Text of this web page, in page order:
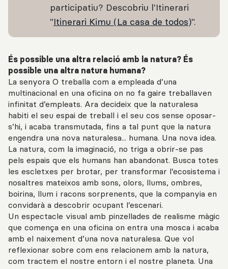
participatiu? Descobriu l'Itinerari
"Itinerari Kimu (La casa de todos)".
És possible una altra relació amb la natura? És
possible una altra natura humana?
La senyora O treballa com a empleada d’una
multinacional en una oficina on no fa gaire treballaven
infinitat d’empleats. Ara decideix que la naturalesa
habiti el seu espai de treball i el seu cos sense oposar-
s’hi, i acaba transmutada, fins a tal punt que la natura
engendra una nova naturalesa... humana. Una nova idea.
La natura, com la imaginació, no triga a obrir-se pas
pels espais que els humans han abandonat. Busca totes
les escletxes per brotar, per transformar l’ecosistema i
nosaltres mateixos amb sons, olors, llums, ombres,
boirina, llum i racons sorprenents, que la companyia en
convidarà a descobrir ocupant l’escenari.
Un espectacle visual amb pinzellades de realisme màgic
que comença en una oficina on entra una mosca i acaba
amb el naixement d’una nova naturalesa. Que vol
reflexionar sobre com ens relacionem amb la natura,
com tractem el nostre entorn i el nostre planeta. Una